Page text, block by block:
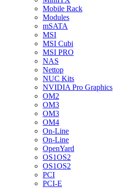
Mobile Rack
Modules
mSATA
MSI
MSI Cubi
MSI PRO
NAS
Nettop
NUC Kits
NVIDIA Pro Graphics
OM2
OM3
OM3
OM4
On-Line
On-Line
OpenYard
OS1OS2
OS1OS2
PCI
PCI-E